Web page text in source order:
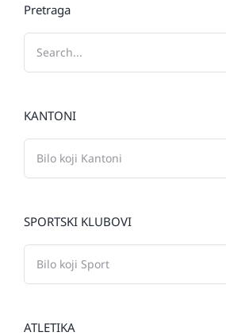
Pretraga
KANTONI
SPORTSKI KLUBOVI
ATLETIKA